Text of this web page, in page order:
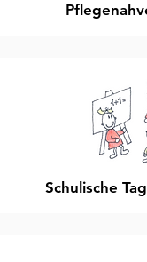
Schulische